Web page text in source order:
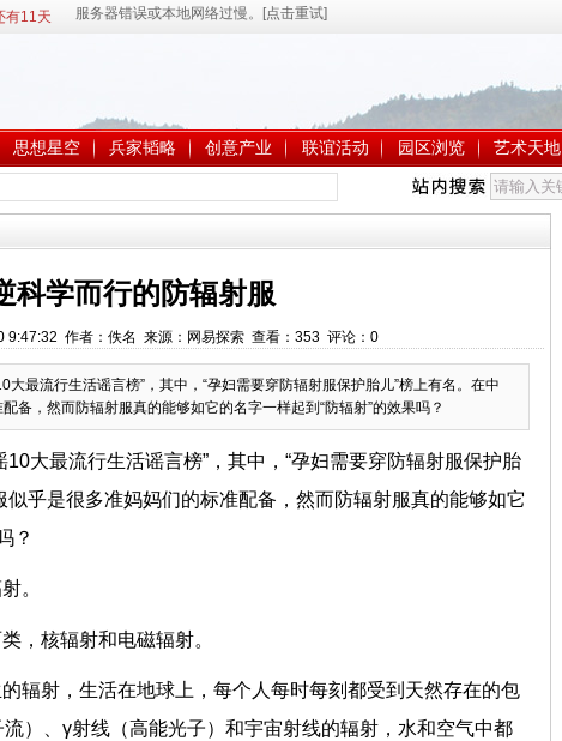
有11天
思想星空 兵家韬略 创意产业 联谊活动 园区浏览 艺术天地
科学而行的防辐射服
9:47:32 作者：佚名 来源：网易探索 查看： 353评论： 0
大最流行生活谣言榜”，其中，“孕妇需要穿防辐射服保护胎儿”榜上有名。在中
备，然而防辐射服真的能够如它的名字一样起到“防辐射”的效果吗？
10大最流行生活谣言榜”，其中，“孕妇需要穿防辐射服保护胎
似乎是很多准妈妈们的标准配备，然而防辐射服真的能够如它
？
。
，核辐射和电磁辐射。
辐射，生活在地球上，每个人每时每刻都受到天然存在的包
）、γ射线（高能光子）和宇宙射线的辐射，水和空气中都